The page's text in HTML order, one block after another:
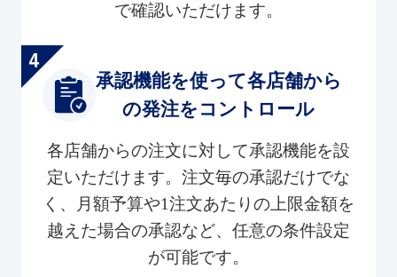
で確認いただけます。
承認機能を使って各店舗から
の発注をコントロール
各店舗からの注文に対して承認機能を設
定いただけます。注文毎の承認だけでな
く、月額予算や1注文あたりの上限金額を
越えた場合の承認など、任意の条件設定
が可能です。